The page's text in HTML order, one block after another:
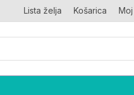
Lista želja Košarica